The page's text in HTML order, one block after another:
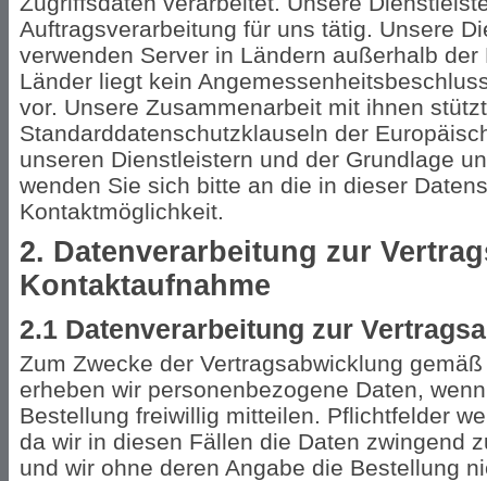
Auftragsverarbeitung für uns tätig. Unsere
verwenden Server in Ländern außerhalb
Länder liegt kein
vor. Unsere Zusammenarbeit mit ihnen
Standarddatenschutzklauseln der
unseren Dienstleistern und der Grundlage
wenden Sie sich bitte an die in dieser
Kontaktmöglichkeit.
2. Datenverarbeitung zur
Kontaktaufnahme
2.1 Datenverarbeitung zur
Zum Zwecke der Vertragsabwicklung
erheben wir personenbezogene Daten,
Bestellung freiwillig mitteilen. Pflichtfelder
da wir in diesen Fällen die Daten zwingend
und wir ohne deren Angabe die Bestellung